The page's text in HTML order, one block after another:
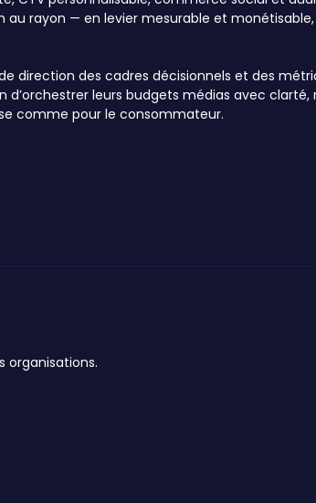
rayon — en levier mesurable et
direction des cadres décisionnels et des
d’orchestrer leurs budgets médias avec
organisations.